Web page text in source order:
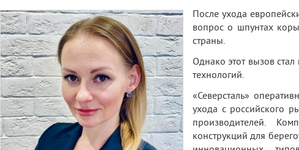
После ухода
вопрос о шпунтах
страны.
Однако этот вызов
технологий.
«Северсталь»
ухода с российского
производителей.
конструкций для